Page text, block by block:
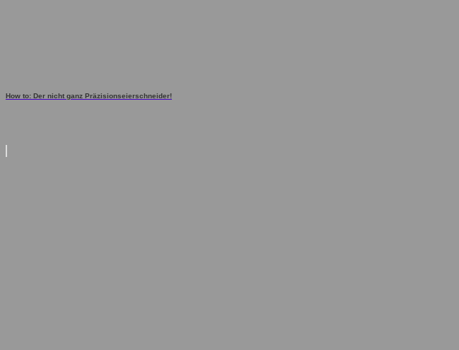
How to: Der nicht ganz Präzisionseierschneider!